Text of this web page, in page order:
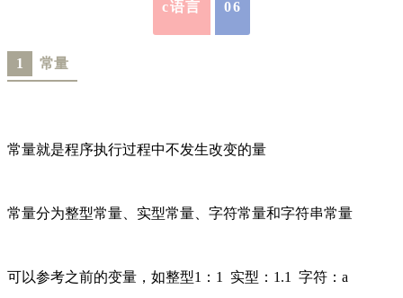
c语言 06
1 常量
常量就是程序执行过程中不发生改变的量
常量分为整型常量、实型常量、字符常量和字符串常量
可以参考之前的变量，如整型1：1 实型：1.1 字符：a